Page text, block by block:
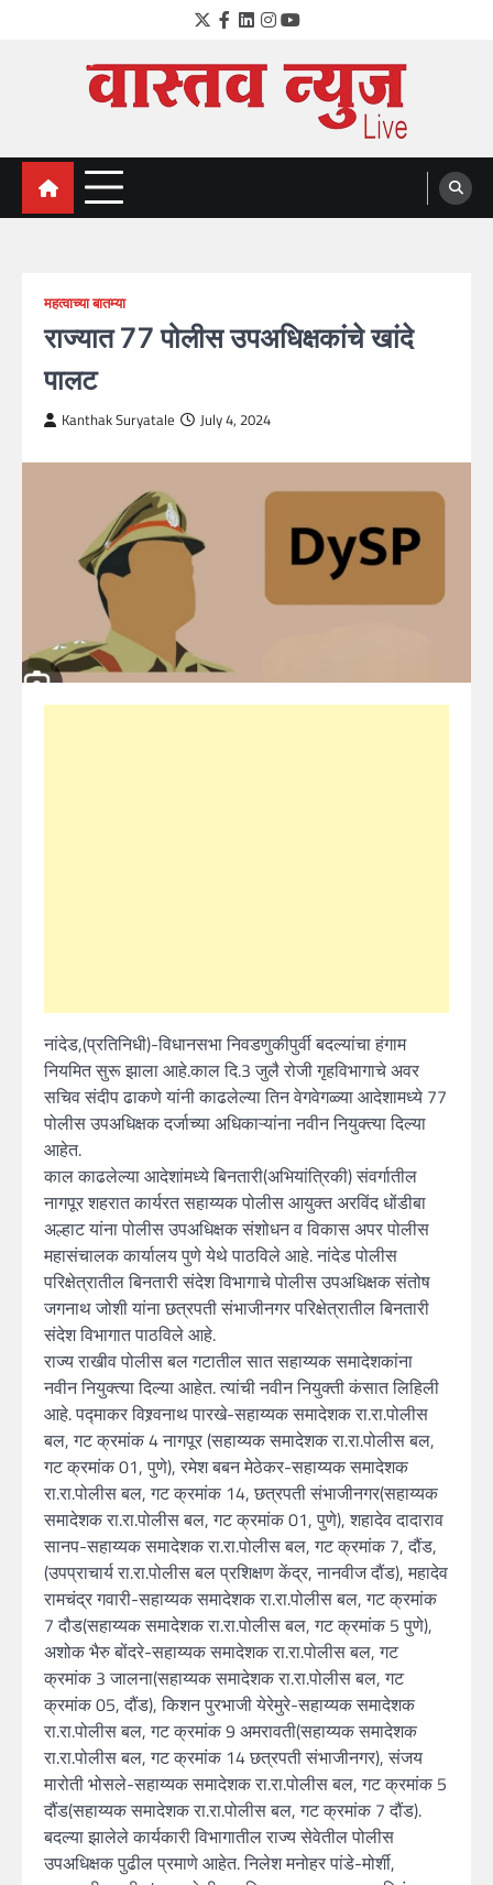
Twitter
Facebook
LinkedIn
Instagram
YouTube
VastavNEWSLive.com
a leading NEWS portal of Maharahstra
महत्वाच्या बातम्या
राज्यात 77 पोलीस उपअधिक्षकांचे खांदे
पालट
Kanthak Suryatale July 4, 2024
नांदेड,(प्रतिनिधी)-विधानसभा निवडणुकीपुर्वी बदल्यांचा हंगाम
नियमित सुरू झाला आहे.काल दि.3 जुलै रोजी गृहविभागाचे अवर
सचिव संदीप ढाकणे यांनी काढलेल्या तिन वेगवेगळ्या आदेशामध्ये 77
पोलीस उपअधिक्षक दर्जाच्या अधिकाऱ्यांना नवीन नियुक्त्या दिल्या
आहेत.
काल काढलेल्या आदेशांमध्ये बिनतारी(अभियांत्रिकी) संवर्गातील
नागपूर शहरात कार्यरत सहाय्यक पोलीस आयुक्त अरविंद धोंडीबा
अल्हाट यांना पोलीस उपअधिक्षक संशोधन व विकास अपर पोलीस
महासंचालक कार्यालय पुणे येथे पाठविले आहे. नांदेड पोलीस
परिक्षेत्रातील बिनतारी संदेश विभागाचे पोलीस उपअधिक्षक संतोष
जगनाथ जोशी यांना छत्रपती संभाजीनगर परिक्षेत्रातील बिनतारी
संदेश विभागात पाठविले आहे.
राज्य राखीव पोलीस बल गटातील सात सहाय्यक समादेशकांना
नवीन नियुक्त्या दिल्या आहेत. त्यांची नवीन नियुक्ती कंसात लिहिली
आहे. पद्माकर विश्र्वनाथ पारखे-सहाय्यक समादेशक रा.रा.पोलीस
बल, गट क्रमांक 4 नागपूर (सहाय्यक समादेशक रा.रा.पोलीस बल,
गट क्रमांक 01, पुणे), रमेश बबन मेठेकर-सहाय्यक समादेशक
रा.रा.पोलीस बल, गट क्रमांक 14, छत्रपती संभाजीनगर(सहाय्यक
समादेशक रा.रा.पोलीस बल, गट क्रमांक 01, पुणे), शहादेव दादाराव
सानप-सहाय्यक समादेशक रा.रा.पोलीस बल, गट क्रमांक 7, दौंड,
(उपप्राचार्य रा.रा.पोलीस बल प्रशिक्षण केंद्र, नानवीज दौंड), महादेव
रामचंद्र गवारी-सहाय्यक समादेशक रा.रा.पोलीस बल, गट क्रमांक
7 दौड(सहाय्यक समादेशक रा.रा.पोलीस बल, गट क्रमांक 5 पुणे),
अशोक भैरु बोंदरे-सहाय्यक समादेशक रा.रा.पोलीस बल, गट
क्रमांक 3 जालना(सहाय्यक समादेशक रा.रा.पोलीस बल, गट
क्रमांक 05, दौंड), किशन पुरभाजी येरेमुरे-सहाय्यक समादेशक
रा.रा.पोलीस बल, गट क्रमांक 9 अमरावती(सहाय्यक समादेशक
रा.रा.पोलीस बल, गट क्रमांक 14 छत्रपती संभाजीनगर), संजय
मारोती भोसले-सहाय्यक समादेशक रा.रा.पोलीस बल, गट क्रमांक 5
दौंड(सहाय्यक समादेशक रा.रा.पोलीस बल, गट क्रमांक 7 दौंड).
बदल्या झालेले कार्यकारी विभागातील राज्य सेवेतील पोलीस
उपअधिक्षक पुढील प्रमाणे आहेत. निलेश मनोहर पांडे-मोर्शी,